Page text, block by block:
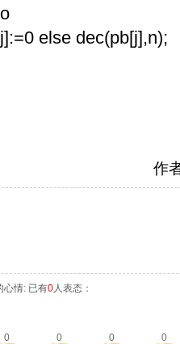
else dec(pb[j],n);
作
心情: 已有0人表态：
0 0 0 0